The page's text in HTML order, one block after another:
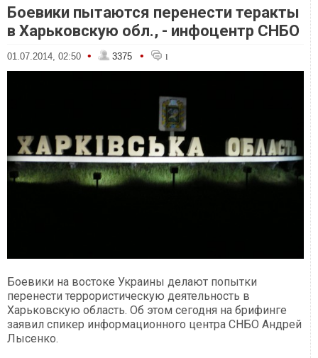
Боевики пытаются перенести теракты
в Харьковскую обл., - инфоцентр СНБО
01.07.2014, 02:50 • 3375 • 1
Боевики на востоке Украины делают попытки
перенести террористическую деятельность в
Харьковскую область. Об этом сегодня на брифинге
заявил спикер информационного центра СНБО Андрей
Лысенко.